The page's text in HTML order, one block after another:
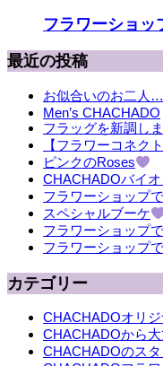
フラワーショッ
最近の投稿
お似合いのお二人…
Men’s CHACHADO
フラッグを新調し
【フラワーコネク
ピンクのRoses
CHACHADOバイオ
フラワーショップ
スペシャルブーケ
フラワーショップ
フラワーショップ
カテゴリー
CHACHADOオリ
CHACHADOから
CHACHADOのス